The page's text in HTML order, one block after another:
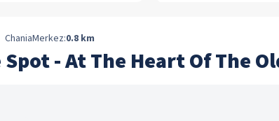
ChaniaMerkez:0.8 km
- At The Heart Of The